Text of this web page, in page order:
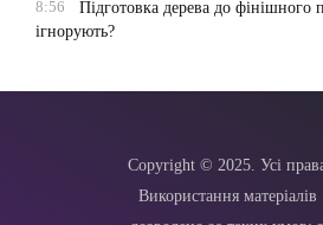
8:56
Підготовка дерева до фінішного
ігнорують?
Copyright © 2025. Усі
Використання